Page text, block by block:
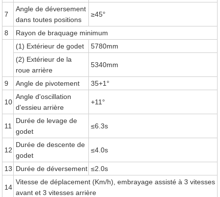
7
Angle de déversement
dans toutes positions
≥45°
8
Rayon de braquage minimum
(1) Extérieur de godet
5780mm
(2) Extérieur de la
roue arrière
5340mm
9 Angle de pivotement 35+1°
10
Angle d'oscillation
d'essieu arrière
+11°
11
Durée de levage de
godet
≤6.3s
12
Durée de descente de
godet
≤4.0s
13 Durée de déversement ≤2.0s
14
Vitesse de déplacement (Km/h), embrayage assisté à 3 vitesses
avant et 3 vitesses arrière